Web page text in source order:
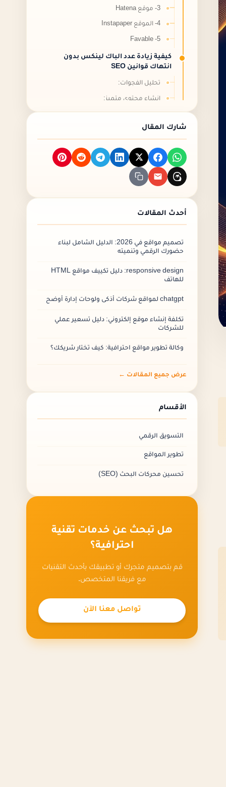
3- موقع Hatena
4- الموقع Instapaper
5- Favable
كيفية زيادة عدد الباك لينكس بدون
انتهاك قوانين SEO
تحليل الفجوات:
إنشاء محتوى متميز:
التواصل الفعّال:
بناء العلاقات:
أهمية التنوع في مصادر الباك لينكس
تحليل مصادر الباك لينكس الحالية:
تنويع أنواع الروابط:
التفاعل في مجتمعات الويب:
تبني استراتيجية محتوى متعددة الوسائط:
rel=“nofollow” :
أسئلة أخرى
ما هي الباك لينك؟
ما هو أفضل نوع من الروابط الخلفية؟
شارك المقال
أحدث المقالات
تصميم مواقع في 2026: الدليل الشامل لبناء
حضورك الرقمي وتنميته
responsive design: دليل تكييف مواقع HTML
للهاتف
chatgpt لمواقع شركات أذكى ولوحات إدارة أوضح
تكلفة إنشاء موقع إلكتروني: دليل تسعير عملي
للشركات
وكالة تطوير مواقع احترافية: كيف تختار شريكك؟
عرض جميع المقالات ←
الأقسام
التسويق الرقمي
تطوير المواقع
تحسين محركات البحث (SEO)
هل تبحث عن خدمات تقنية
احترافية؟
قم بتصميم متجرك أو تطبيقك بأحدث التقنيات
مع فريقنا المتخصص.
تواصل معنا الآن